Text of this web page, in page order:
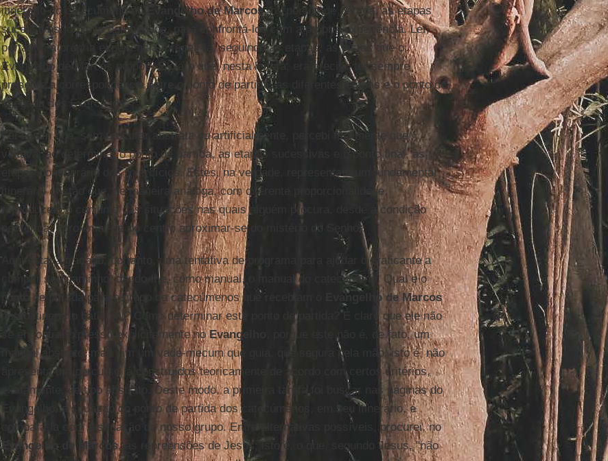
itinerário do catecúmeno no
Evangelho de Marcos, os pontos de partida, as etapas
sucessivas, o ponto de chegada, para confrontá-los com a própria experiência. Ler,
portanto, a própria experiência e repeti-la, seguindo as etapas, as pistas que o
Evangelho de Marcos propõe. É claro que, nesta leitura, era preciso ter sempre
presente a correspondência entre o ponto de partida, as diferentes etapas e o ponto de
chegada dos Exercícios.
Foi assim que, sem procurar abstrata ou artificialmente, percebi facilmente que
voltava, ao determinar o ponto de partida, as etapas sucessivas e o ponto final, às
etapas do itinerário dos Exercícios. Estes, na verdade, representam um fundamental
itinerário cristão que, de maneira análoga, com diferente proporcionalidade,
reproduzem o conjunto das situações nas quais alguém procura, desde a condição
periférica, aproximar-se do centro aproximar-se do mistério do Senhor.
Aqui estava traçado, portanto, uma tentativa de programa para ajudar o praticante a
cumprir seu caminho, dando-lhe, como manual, o manual do catecúmeno. Qual é o
ponto de partida para o grupo de catecúmenos que recebiam o
Evangelho de Marcos
como itinerário batismal? Como determinar este ponto de partida? É claro que ele não
se encontra expresso explicitamente noEvangelho
, porque este não é, de fato, um
manual abstrato, mas sim um vade-mecum que guia, que segura pela mão; isto é, não
apresenta um percurso já construídos teoricamente de acordo com certos critérios,
exatamente, de tipo abstrato. Deste modo, a primeira tarefa foi buscar nas páginas do
Evangelho, a situação do ponto de partida dos catecúmenos, em seu itinerário, e
compará-la com a situação do nosso grupo. Entre alternativas possíveis, procurei, no
Evangelho de Marcos, as repreensões de Jesus; isto é, o que, segundo Jesus, "não